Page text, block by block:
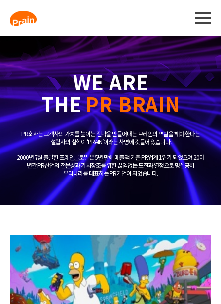
WE ARE
THEPR BRAIN
PR회사는 고객사의 가치를 높이는 전략을 만들어내는 브레인의 역할을 해야 한다는
설립자의 철학이 ‘PRAIN’이라는 사명에 깃들어 있습니다.
2000년 7월 출발한 프레인글로벌은 5년 만에 매출액 기준 PR업계 1위가 되었으며 20여
년간 PR산업의 전문성과 가치창조를 위한 끊임없는 도전과 열정으로 명실공히
우리나라를 대표하는 PR기업이 되었습니다.